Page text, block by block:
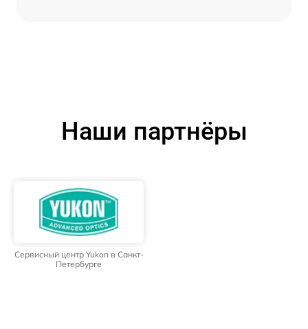
Наши партнёры
Сервисный центр Yukon в Санкт-
Петербурге